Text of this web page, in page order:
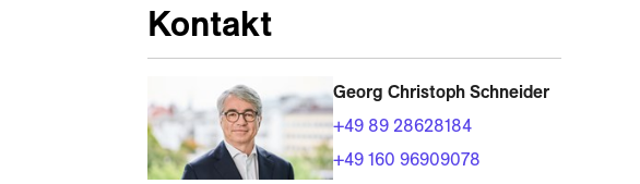
Kontakt
Georg Christoph Schneider
+49 89 28628184
+49 160 96909078